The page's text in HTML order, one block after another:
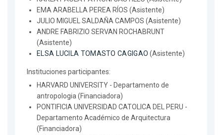
EMA ARABELLA PEREA RÍOS (Asistente)
JULIO MIGUEL SALDAÑA CAMPOS (Asistente)
ANDRE FABRIZIO SERVAN ROCHABRUNT
(Asistente)
ELSA LUCILA TOMASTO CAGIGAO (Asistente)
Instituciones participantes:
HARVARD UNIVERSITY - Departamento de
antropologia (Financiadora)
PONTIFICIA UNIVERSIDAD CATOLICA DEL PERU -
Departamento Académico de Arquitectura
(Financiadora)